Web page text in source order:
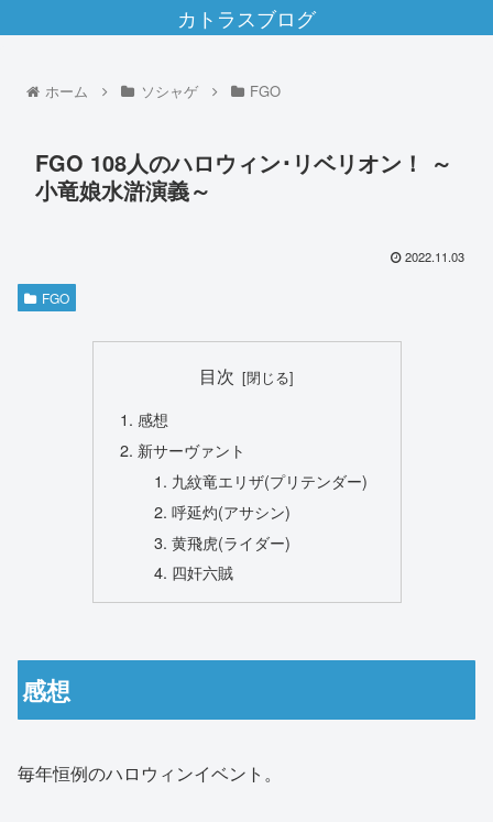
カトラスブログ
ホーム ソシャゲ FGO
FGO 108人のハロウィン･リベリオン！ ～
小竜娘水滸演義～
2022.11.03
FGO
目次
感想
新サーヴァント
九紋竜エリザ(プリテンダー)
呼延灼(アサシン)
黄飛虎(ライダー)
四奸六賊
感想
毎年恒例のハロウィンイベント。